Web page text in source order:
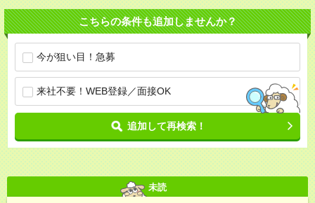
こちらの条件も追加しませんか？
今が狙い目！急募
来社不要！WEB登録／面接OK
追加して再検索！
未読